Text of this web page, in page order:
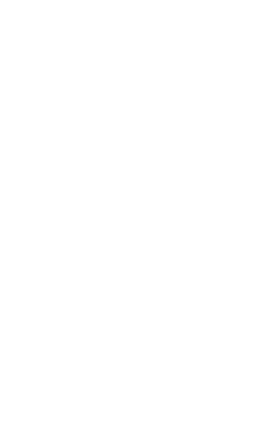
社の共同利用者
とをご了承くだ
はありません。
品に未対応品が
年1月12日よ